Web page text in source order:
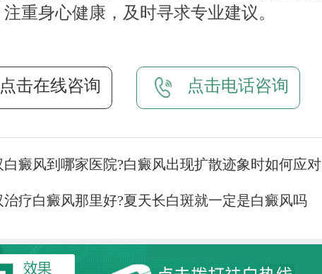
重身心健康，及时寻求专业建议。
点击在线咨询 点击电话咨询
白癜风到哪家医院?白癜风出现扩散迹象时如何应对
治疗白癜风那里好?夏天长白斑就一定是白癜风吗